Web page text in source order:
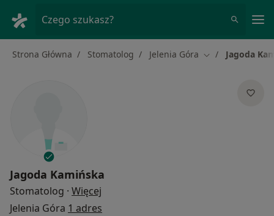
Czego szukasz?
Strona Główna Stomatolog Jelenia Góra Zmień miasto
Jagoda
Jagoda Kamińska
Stomatolog · Więcej
Jelenia Góra 1 adres